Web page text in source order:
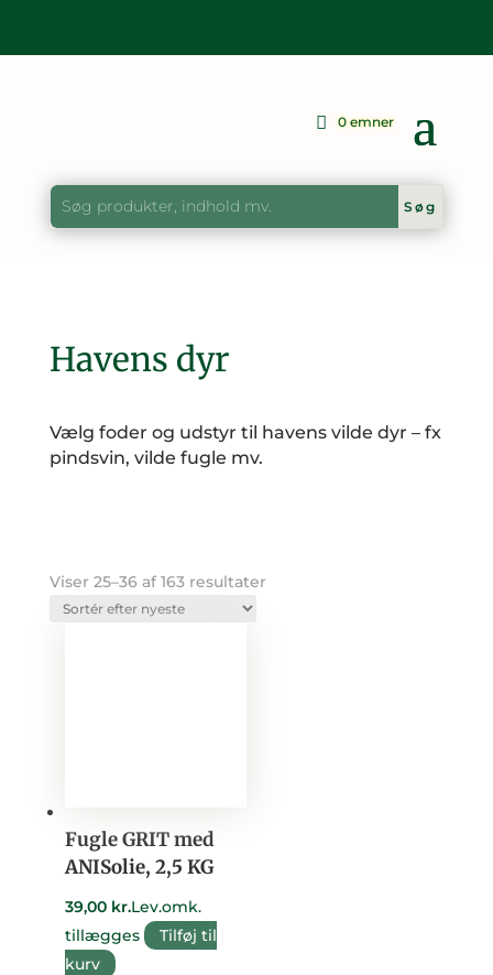
0 emner
Havens dyr
Vælg foder og udstyr til havens vilde dyr – fx
pindsvin, vilde fugle mv.
Viser 25–36 af 163 resultaterSorteret
Fugle GRIT med
ANISolie, 2,5 KG
39,00 kr.Lev.omk.
tillægges
Tilføj til
kurv